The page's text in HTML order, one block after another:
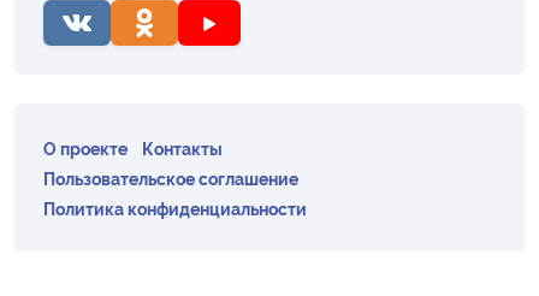
О проекте
Контакты
Пользовательское соглашение
Политика конфиденциальности